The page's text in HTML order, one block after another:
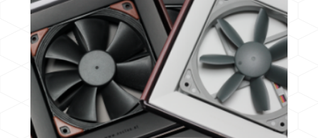
übertragen werden. Der neue NH-U12A, der gleich
mit zwei NF-A12x25 geliefert wird, soll trotz 120
mm Abmessungen in der 140 mm Liga mitspielen -
finden wir raus ob dem auch so ist. Unboxing
Beginnen…